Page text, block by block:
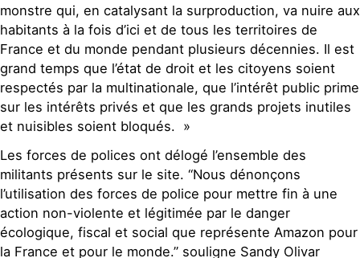
monstre qui, en catalysant la surproduction, va nuire aux
habitants à la fois d’ici et de tous les territoires de
France et du monde pendant plusieurs décennies. Il est
grand temps que l’état de droit et les citoyens soient
respectés par la multinationale, que l’intérêt public prime
sur les intérêts privés et que les grands projets inutiles
et nuisibles soient bloqués. »
Les forces de polices ont délogé l’ensemble des
militants présents sur le site. “Nous dénonçons
l’utilisation des forces de police pour mettre fin à une
action non-violente et légitimée par le danger
écologique, fiscal et social que représente Amazon pour
la France et pour le monde.” souligne Sandy Olivar